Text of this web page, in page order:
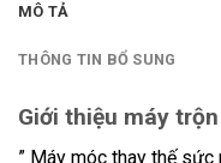
MÔ TẢ
THÔNG TIN BỔ SUNG
Giới thiệu máy
” Máy móc thay thế